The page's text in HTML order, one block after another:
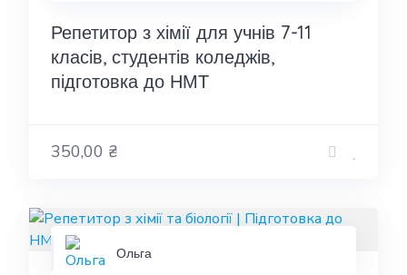
Репетитор з хімії для учнів 7-11
класів, студентів коледжів,
підготовка до НМТ
350,00 ₴
Ольга